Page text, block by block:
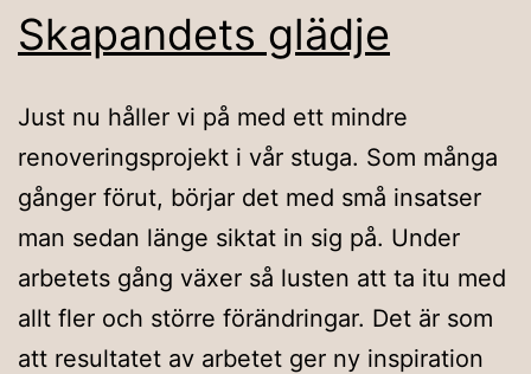
Skapandets glädje
Just nu håller vi på med ett mindre
renoveringsprojekt i vår stuga. Som många
gånger förut, börjar det med små insatser
man sedan länge siktat in sig på. Under
arbetets gång växer så lusten att ta itu med
allt fler och större förändringar. Det är som
att resultatet av arbetet ger ny inspiration